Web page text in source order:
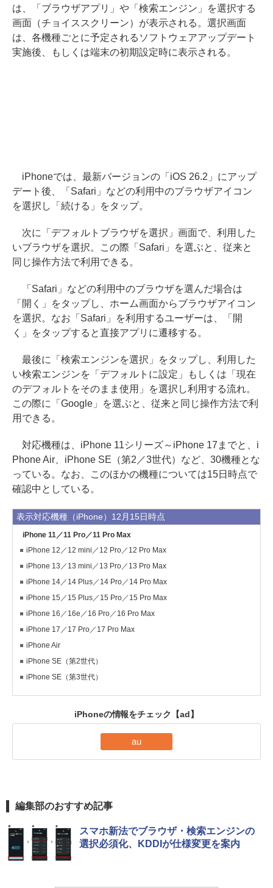
は、「ブラウザアプリ」や「検索エンジン」を選択する
画面（チョイススクリーン）が表示される。選択画面
は、各機種ごとに予定されるソフトウェアアップデート
実施後、もしくは端末の初期設定時に表示される。
iPhoneでは、最新バージョンの「iOS 26.2」にアップ
デート後、「Safari」などの利用中のブラウザアイコン
を選択し「続ける」をタップ。
次に「デフォルトブラウザを選択」画面で、利用した
いブラウザを選択。この際「Safari」を選ぶと、従来と
同じ操作方法で利用できる。
「Safari」などの利用中のブラウザを選んだ場合は
「開く」をタップし、ホーム画面からブラウザアイコン
を選択。なお「Safari」を利用するユーザーは、「開
く」をタップすると直接アプリに遷移する。
最後に「検索エンジンを選択」をタップし、利用した
い検索エンジンを「デフォルトに設定」もしくは「現在
のデフォルトをそのまま使用」を選択し利用する流れ。
この際に「Google」を選ぶと、従来と同じ操作方法で利
用できる。
対応機種は、iPhone 11シリーズ～iPhone 17までと、i
Phone Air、iPhone SE（第2／3世代）など、30機種とな
っている。なお、このほかの機種については15日時点で
確認中としている。
表示対応機種（iPhone）12月15日時点
iPhone 11／11 Pro／11 Pro Max
iPhone 12／12 mini／12 Pro／12 Pro Max
iPhone 13／13 mini／13 Pro／13 Pro Max
iPhone 14／14 Plus／14 Pro／14 Pro Max
iPhone 15／15 Plus／15 Pro／15 Pro Max
iPhone 16／16e／16 Pro／16 Pro Max
iPhone 17／17 Pro／17 Pro Max
iPhone Air
iPhone SE（第2世代）
iPhone SE（第3世代）
iPhoneの情報をチェック 【ad】
au
編集部のおすすめ記事
スマホ新法でブラウザ・検索エンジンの
選択必須化、KDDIが仕様変更を案内